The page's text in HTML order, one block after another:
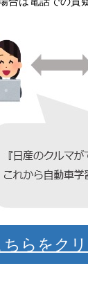
らをクリ